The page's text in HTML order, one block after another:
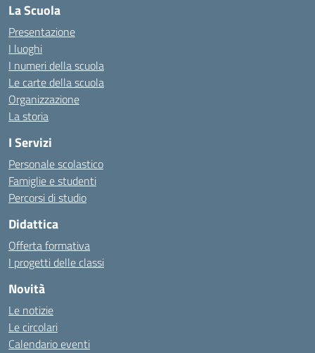
La Scuola
Presentazione
I luoghi
I numeri della scuola
Le carte della scuola
Organizzazione
La storia
I Servizi
Personale scolastico
Famiglie e studenti
Percorsi di studio
Didattica
Offerta formativa
I progetti delle classi
Novità
Le notizie
Le circolari
Calendario eventi